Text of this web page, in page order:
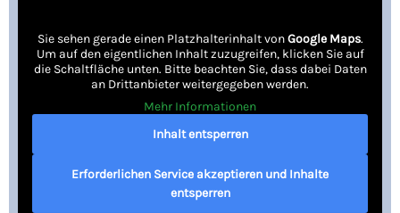
Sie sehen gerade einen Platzhalterinhalt vonGoogle Maps.
Um auf den eigentlichen Inhalt zuzugreifen, klicken Sie auf
die Schaltfläche unten. Bitte beachten Sie, dass dabei Daten
an Drittanbieter weitergegeben werden.
Mehr Informationen
Inhalt entsperren
Erforderlichen Service akzeptieren und Inhalte
entsperren